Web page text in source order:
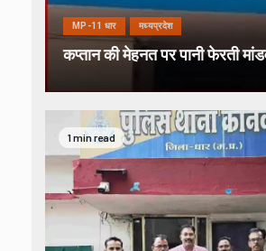
MP-11 धार मध्यप्रदेश
कप्तान की मेहनत पर पानी फेरती
1 min read